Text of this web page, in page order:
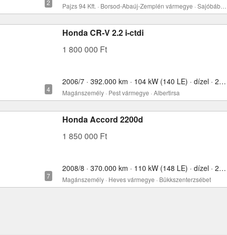
Honda CR-V 2.2 i-ctdi
1 800 000 Ft
2006/7 · 392.000 km · 104 kW (140 LE) · dízel · 2200 cm³
Magánszemély · Pest vármegye · Albertirsa
Honda Accord 2200d
1 850 000 Ft
2008/8 · 370.000 km · 110 kW (148 LE) · dízel · 2200 cm³
Magánszemély · Heves vármegye · Bükkszenterzsébet